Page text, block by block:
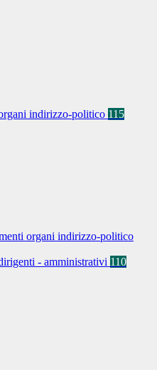
indirizzo-politico 115
organi indirizzo-politico
- amministrativi 110